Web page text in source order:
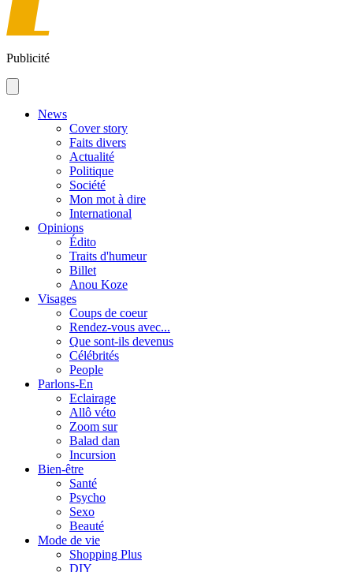
Publicité
News
Cover story
Faits divers
Actualité
Politique
Société
Mon mot à dire
International
Opinions
Édito
Traits d'humeur
Billet
Anou Koze
Visages
Coups de coeur
Rendez-vous avec...
Que sont-ils devenus
Célébrités
People
Parlons-En
Eclairage
Allô véto
Zoom sur
Balad dan
Incursion
Bien-être
Santé
Psycho
Sexo
Beauté
Mode de vie
Shopping Plus
DIY